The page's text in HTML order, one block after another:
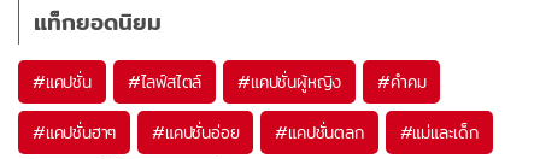
แท็กยอดนิยม
#แคปชั่น #ไลฟ์สไตล์ #แคปชั่นผู้หญิง #คำคม
#แคปชั่นฮาๆ #แคปชั่นอ่อย #แคปชั่นตลก #แม่และเด็ก